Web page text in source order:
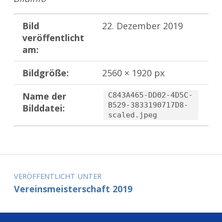
Bild
veröffentlicht
am:
22. Dezember 2019
Bildgröße:
2560 × 1920 px
Name der
Bilddatei:
C843A465-DD02-4D5C-
B529-3833190717D8-
scaled.jpeg
Zurück zur Hauptnavigation springen
Beitragsnavigation
VERÖFFENTLICHT UNTER
Vereinsmeisterschaft 2019